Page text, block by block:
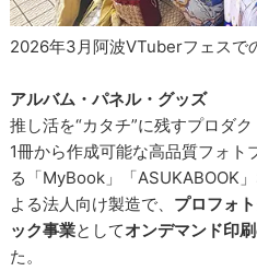
2026年3月阿波VTuberフェスで
アルバム・パネル・グッズ
推し活を“カタチ”に残すプロダク
1冊から作成可能な高品質フォト
る「MyBook」「ASUKABOOK
よる法人向け製造で、 プロフォ
ック事業としてオンデマンド印
た。